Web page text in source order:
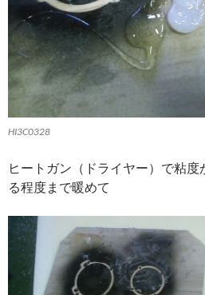
HI3C0328
ヒートガン（ドライヤー）で粘
る程度まで暖めて